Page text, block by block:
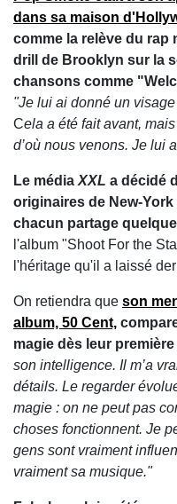
dans sa maison
comme la relève du rap
drill de Brooklyn sur la
chansons comme "
"Je lui ai donné un
Cela a été fait avant,
d’où nous venons. Je lui
Le média XXL a décidé
originaires de New-
chacun partage
l'album "Shoot For the
l'héritage qu'il a laissé
On retiendra que son
album, 50 Cent,
magie dès leur
son intelligence. Il m’a
détails. Le regarder
magie : on ne peut pas
choses fonctionnent. Je
gens sont vraiment
vraiment sa musique."